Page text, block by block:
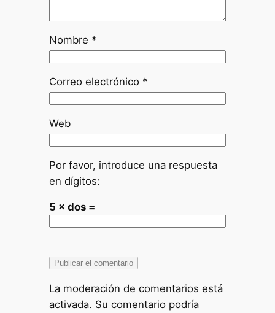
Nombre *
Correo electrónico *
Web
Por favor, introduce una respuesta
en dígitos:
5 × dos =
La moderación de comentarios está
activada. Su comentario podría